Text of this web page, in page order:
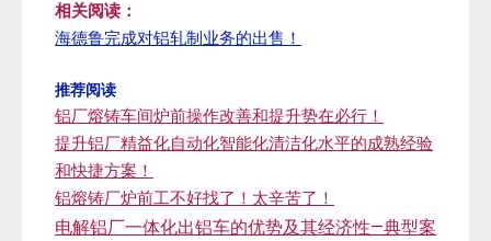
相关阅读：
海德鲁完成对铝轧制业务的出售！
推荐阅读
铝厂熔铸车间炉前操作改善和提升势在必行！
提升铝厂精益化自动化智能化清洁化水平的成熟经验
和快捷方案！
铝熔铸厂炉前工不好找了！太辛苦了！
电解铝厂一体化出铝车的优势及其经济性—典型案